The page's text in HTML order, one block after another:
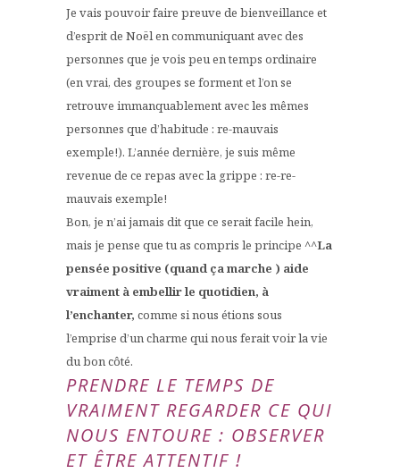
Je vais pouvoir faire preuve de bienveillance et
d’esprit de Noël en communiquant avec des
personnes que je vois peu en temps ordinaire
(en vrai, des groupes se forment et l’on se
retrouve immanquablement avec les mêmes
personnes que d’habitude : re-mauvais
exemple!). L’année dernière, je suis même
revenue de ce repas avec la grippe : re-re-
mauvais exemple!
Bon, je n’ai jamais dit que ce serait facile hein,
mais je pense que tu as compris le principe ^^La
pensée positive (quand ça marche ) aide
vraiment à embellir le quotidien, à
l’enchanter, comme si nous étions sous
l’emprise d’un charme qui nous ferait voir la vie
du bon côté.
PRENDRE LE TEMPS DE
VRAIMENT REGARDER CE QUI
NOUS ENTOURE : OBSERVER
ET ÊTRE ATTENTIF !